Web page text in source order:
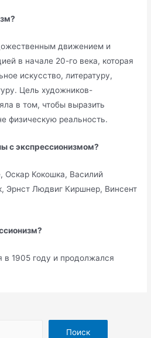
движением и
в начале 20-го века, которая
искусство, литературу,
Цель художников-
в том, чтобы выразить
физическую реальность.
с экспрессионизмом?
Кокошка, Василий
Эрнст Людвиг Киршнер, Винсент
в 1905 году и продолжался
Поиск